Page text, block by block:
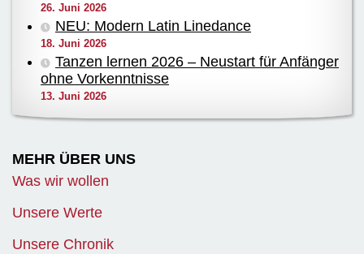
26. Juni 2026
NEU: Modern Latin Linedance
18. Juni 2026
Tanzen lernen 2026 – Neustart für Anfänger
ohne Vorkenntnisse
13. Juni 2026
MEHR ÜBER UNS
Was wir wollen
Unsere Werte
Unsere Chronik